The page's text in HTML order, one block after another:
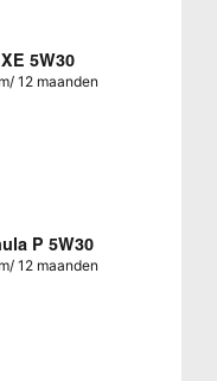
5W30
12 maanden
P 5W30
12 maanden